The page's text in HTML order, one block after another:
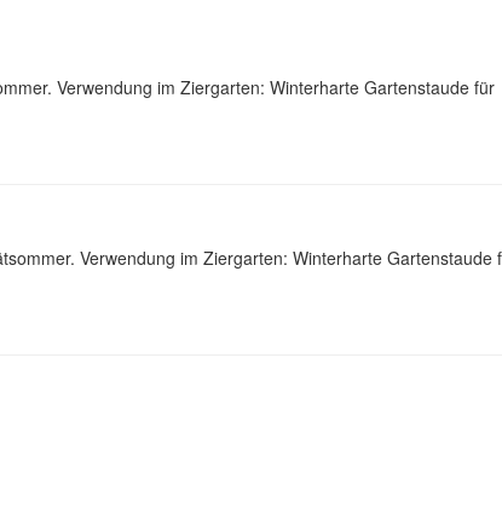
Verwendung im Ziergarten: Winterharte Gartenstaude für
Verwendung im Ziergarten: Winterharte Gartenstaude